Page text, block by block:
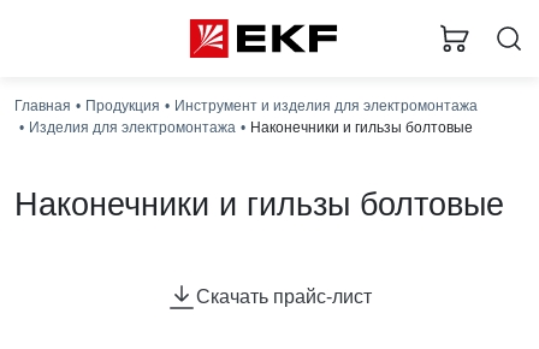
Главная Продукция
Инструмент и изделия для электромонтажа
Изделия для электромонтажа
Наконечники и гильзы болтовые
Наконечники и гильзы болтовые
оконцевания проводов и кабелей с медными и
алюминиевыми жилами посредством опрессовки для
Скачать прайс-лист